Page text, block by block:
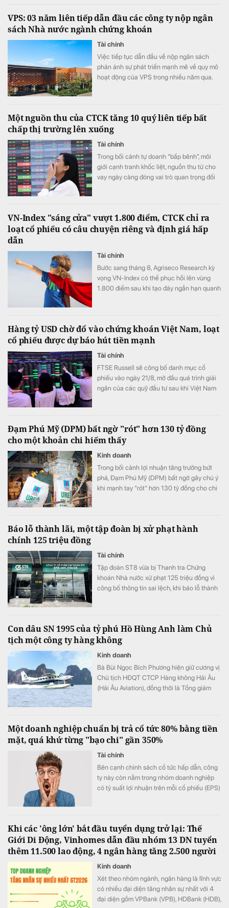
VPS: 03 năm liên tiếp dẫn đầu các công ty nộp ngân
sách Nhà nước ngành chứng khoán
Tài chính
Việc tiếp tục dẫn đầu về nộp ngân sách
phản ánh sự phát triển mạnh mẽ về quy mô
hoạt động của VPS trong nhiều năm qua.
Một nguồn thu của CTCK tăng 10 quý liên tiếp bất
chấp thị trường lên xuống
Tài chính
Trong bối cảnh tự doanh “bấp bênh”, môi
giới cạnh tranh khốc liệt, nguồn thu từ cho
vay ngày càng đóng vai trò quan trọng đối
VN-Index "sáng cửa" vượt 1.800 điểm, CTCK chỉ ra
loạt cổ phiếu có câu chuyện riêng và định giá hấp
dẫn
Tài chính
Bước sang tháng 8, Agriseco Research kỳ
vọng VN-Index có thể phục hồi lên vùng
1.800 điểm sau khi tạo đáy ngắn hạn quanh
Hàng tỷ USD chờ đổ vào chứng khoán Việt Nam, loạt
cổ phiếu được dự báo hút tiền mạnh
Tài chính
FTSE Russell sẽ công bố danh mục cổ
phiếu vào ngày 21/8, mở đầu quá trình giải
ngân của các quỹ đầu tư sau khi Việt Nam
đầu tiên.
Đạm Phú Mỹ (DPM) bất ngờ "rót" hơn 130 tỷ đồng
cho một khoản chi hiếm thấy
Kinh doanh
Trong bối cảnh lợi nhuận tăng trưởng bứt
phá, Đạm Phú Mỹ (DPM) bất ngờ gây chú ý
khi mạnh tay "rót" hơn 130 tỷ đồng cho chi
chính khiến chi phí quản lý doanh nghiệp
Báo lỗ thành lãi, một tập đoàn bị xử phạt hành
chính 125 triệu đồng
Tài chính
Tập đoàn ST8 vừa bị Thanh tra Chứng
khoán Nhà nước xử phạt 125 triệu đồng vì
công bố thông tin sai lệch, khi báo lỗ thành
Con dâu SN 1995 của tỷ phú Hồ Hùng Anh làm Chủ
tịch một công ty hàng không
Kinh doanh
Bà Bùi Ngọc Bích Phương hiện giữ cương vị
Chủ tịch HĐQT CTCP Hàng không Hải Âu
(Hải Âu Aviation), đồng thời là Tổng giám
Một doanh nghiệp chuẩn bị trả cổ tức 80% bằng tiền
mặt, quá khứ từng "bạo chi" gần 350%
Tài chính
Bên cạnh chính sách cổ tức hấp dẫn, công
ty này còn nằm trong nhóm doanh nghiệp
có tỷ suất lợi nhuận trên mỗi cổ phiếu (EPS)
Khi các 'ông lớn' bắt đầu tuyển dụng trở lại: Thế
Giới Di Động, Vinhomes dẫn đầu nhóm 13 DN tuyển
thêm 11.500 lao động, 4 ngân hàng tăng 2.500 người
Kinh doanh
Xét theo nhóm ngành, ngân hàng là lĩnh vực
có nhiều đại diện tăng nhân sự nhất với 4
đại diện gồm VPBank (VPB), HDBank (HDB),